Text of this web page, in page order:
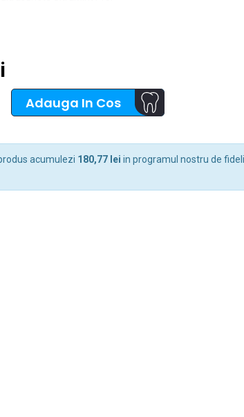
Adauga In Cos
acumulezi 180,77 lei in programul nostru de